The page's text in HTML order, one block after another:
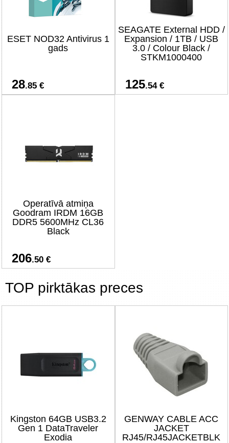
ESET NOD32 Antivirus 1
gads
28.85 €
SEAGATE External HDD /
Expansion / 1TB / USB
3.0 / Colour Black /
STKM1000400
125.54 €
Operatīvā atmiņa
Goodram IRDM 16GB
DDR5 5600MHz CL36
Black
206.50 €
TOP pirktākas preces
Kingston 64GB USB3.2
Gen 1 DataTraveler
Exodia
GENWAY CABLE ACC
JACKET
RJ45/RJ45JACKETBLK